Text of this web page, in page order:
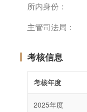
所内身份：
主管司法局：
考核信息
考核年度
2025年度